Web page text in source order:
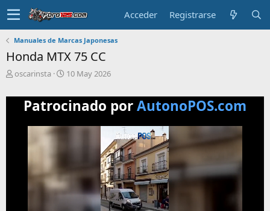
Acceder Registrarse
Manuales de Marcas Japonesas
Honda MTX 75 CC
T
m
oscarinsta
F
c
h
d
i
c
10 May 2026
Patrocinado porAutonoPOS.com